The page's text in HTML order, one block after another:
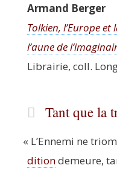
Armand Ber­ger
Tol­kien, l’Europe
l’aune de
Librai­rie, coll.
Tant que la
« L’Ennemi ne
di­tiondemeure,